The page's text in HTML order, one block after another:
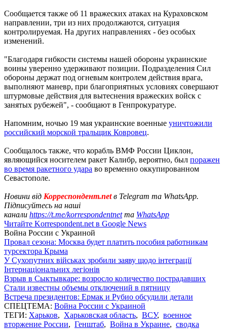
Сообщается также об 11 вражеских атаках на Кураховском
направлении, три из них продолжаются, ситуация
контролируемая. На других направлениях - без особых
изменений.
"Благодаря гибкости системы нашей обороны украинские
воины уверенно удерживают позиции. Подразделения Сил
обороны держат под огневым контролем действия врага,
выполняют маневр, при благоприятных условиях совершают
штурмовые действия для вытеснения вражеских войск с
занятых рубежей", - сообщают в Генпрокуратуре.
Напомним, ночью 19 мая украинские военные уничтожили
российский морской тральщик Ковровец.
Сообщалось также, что корабль ВМФ России Циклон,
являющийся носителем ракет Калибр, вероятно, был поражен
во время ракетного удара во временно оккупированном
Севастополе.
Новини від Корреспондент.netв Telegram та WhatsApp.
Підписуйтесь на наші
канали https://t.me/korrespondentnetта WhatsApp
Читайте Korrespondent.net в Google News
Война России с Украиной
Провал сезона: Москва будет платить пособия работникам
турсектора Крыма
У Сухопутних військах зробили заяву щодо інтеграції
Інтернаціональних легіонів
Взрыв в Сыктывкаре: возросло количество пострадавших
Стали известны объемы отключений в пятницу
Встреча президентов: Ермак и Рубио обсудили детали
СПЕЦТЕМА: Война России с Украиной
ТЕГИ: Харьков, Харьковская область, ВСУ, военное
вторжение России, Генштаб, Война в Украине, сводка